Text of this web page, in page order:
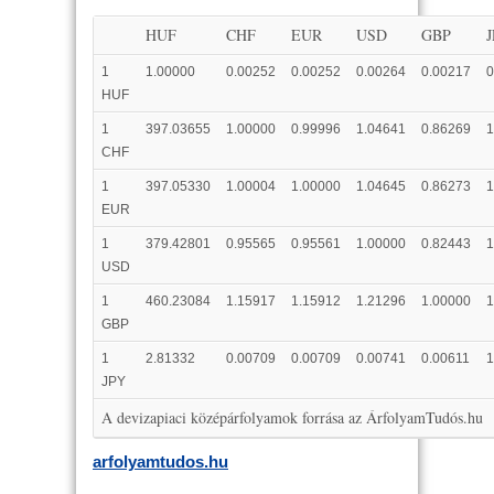
HUF CHF EUR USD GBP
1
HUF
1.00000 0.00252 0.00252 0.00264 0.00217
1
CHF
397.03655 1.00000 0.99996 1.04641 0.86269
1
EUR
397.05330 1.00004 1.00000 1.04645 0.86273
1
USD
379.42801 0.95565 0.95561 1.00000 0.82443
1
GBP
460.23084 1.15917 1.15912 1.21296 1.00000
1
JPY
2.81332 0.00709 0.00709 0.00741 0.00611
A devizapiaci középárfolyamok forrása az ÁrfolyamTudós.hu
arfolyamtudos.hu